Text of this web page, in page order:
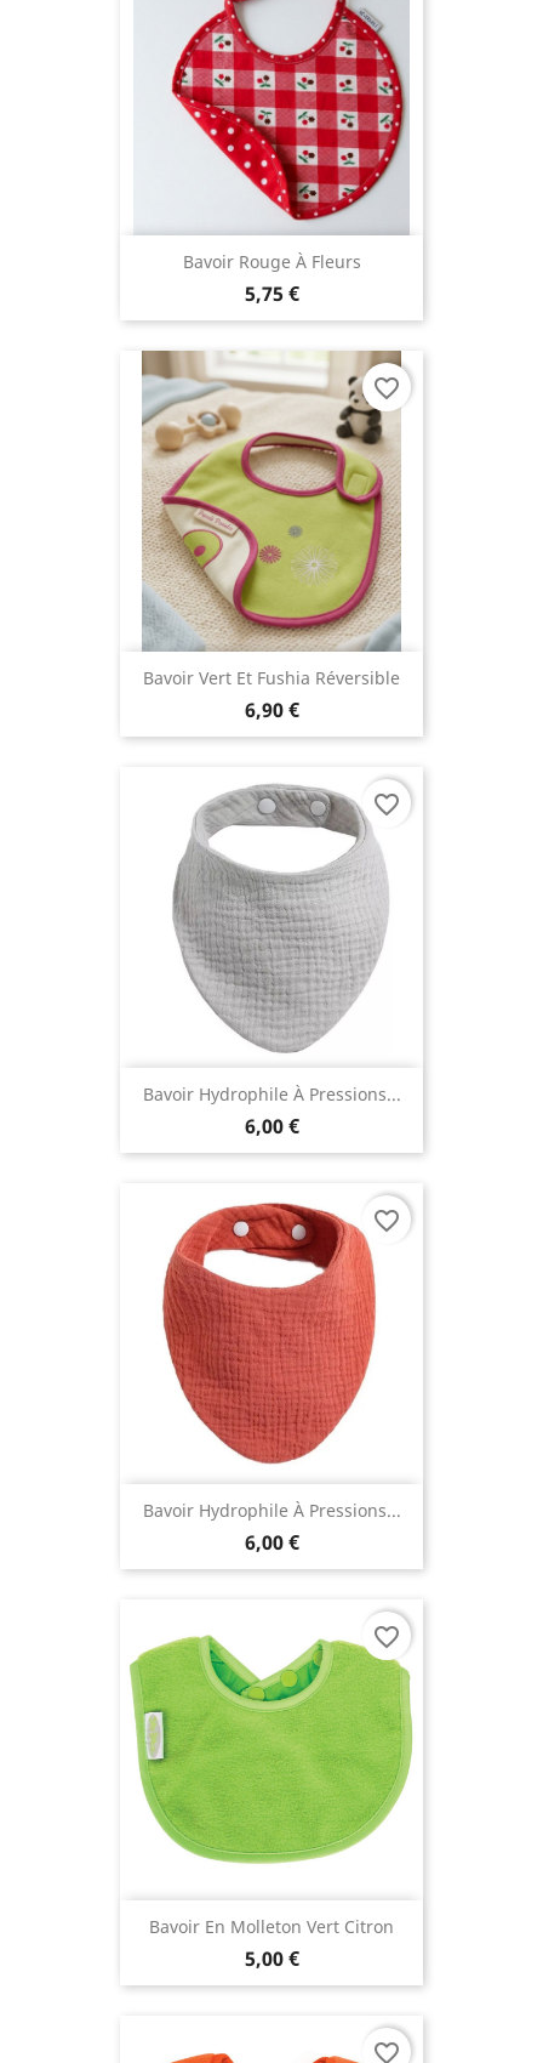
Bavoir Rouge À Fleurs
5,75 €
Bavoir Vert Et Fushia Réversible
6,90 €
favorite_border
Bavoir Hydrophile À Pressions...
6,00 €
favorite_border
Bavoir Hydrophile À Pressions...
6,00 €
favorite_border
Bavoir En Molleton Vert Citron
5,00 €
favorite_border
favorite_border